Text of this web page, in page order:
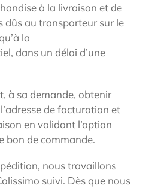
à la livraison et de
dûs au transporteur sur le
la
, dans un délai d’une
à sa demande, obtenir
de facturation et
en validant l’option
bon de commande.
nous travaillons
suivi. Dès que nous